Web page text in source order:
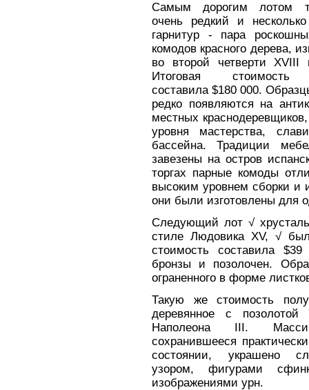
Самым дорогим лотом
очень редкий и
гарнитур - пара
комодов красного дерева,
во второй четверти
Итоговая стоимость
составила $180 000.
редко появляются на
местных
уровня мастерства,
бассейна. Традиции
завезены на остров
торгах парные комоды
высоким уровнем сборки
они были изготовлены для
Следующий лот √
стиле Людовика XV, √
стоимость составила
бронзы и позолочен.
ограненного в форме
Такую же стоимость
деревянное с позолотой
Наполеона III.
сохранившееся
состоянии, украшено
узором, фигурами
изображениями урн.